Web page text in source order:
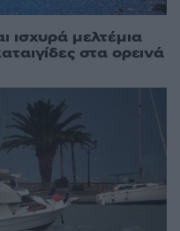
ισχυρά μελτέμια
στα ορεινά